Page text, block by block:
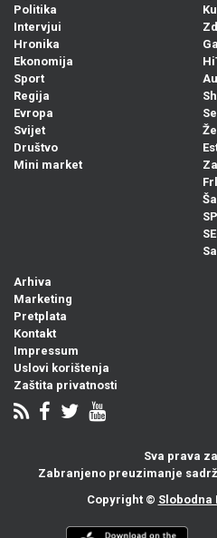
Politika
Intervjui
Hronika
Ekonomija
Sport
Regija
Evropa
Svijet
Društvo
Mini market
Arhiva
Marketing
Pretplata
Kontakt
Impressum
Uslovi korištenja
Zaštita privatnosti
Sva prava
Zabranjeno preuzimanje
Copyright © Slobodna